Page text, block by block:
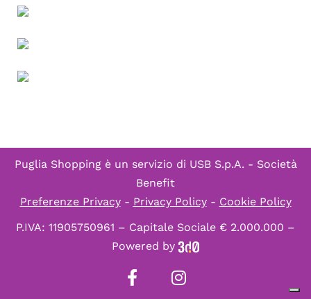
Puglia Shopping è un servizio di USB S.p.A. - Società
Benefit
Preferenze Privacy- Privacy Policy- Cookie Policy
P.IVA: 11905750961 – Capitale Sociale € 2.000.000 –
Powered by